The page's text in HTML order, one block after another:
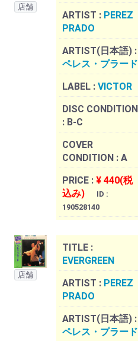
店舗
ARTIST : PEREZ
PRADO
ARTIST(日本語) :
ペレス・プラード
LABEL : VICTOR
DISC CONDITION
: B-C
COVER
CONDITION : A
PRICE : ¥ 440(税
込み)
ID :
190528140
店舗
TITLE :
EVERGREEN
ARTIST : PEREZ
PRADO
ARTIST(日本語) :
ペレス・プラード